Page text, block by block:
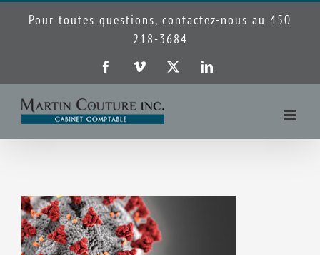
Pour toutes questions, contactez-nous au 450
218-3684
FacebookVimeo LinkedIn